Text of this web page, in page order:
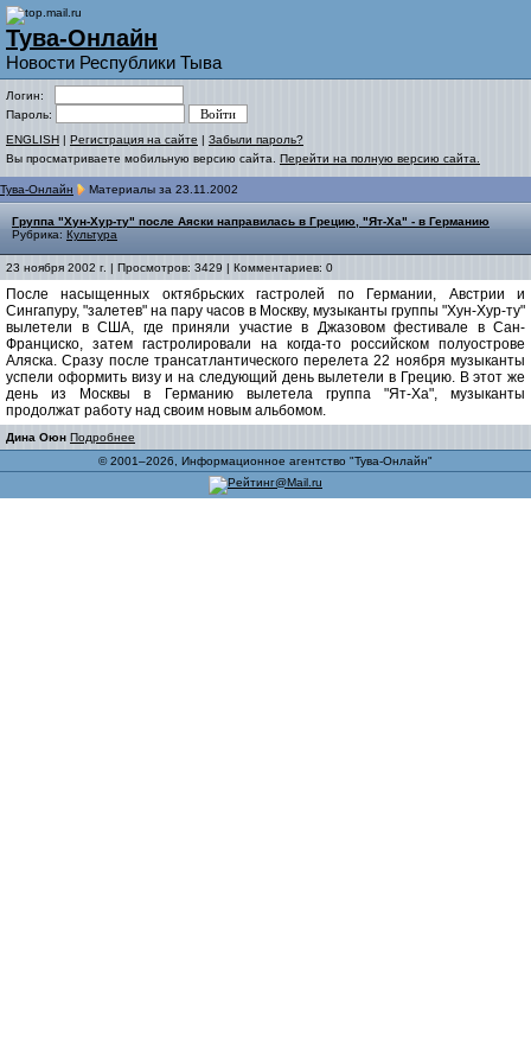
Тува-Онлайн
Новости Республики Тыва
Логин:
Пароль:
ENGLISH | Регистрация на сайте | Забыли пароль?
Вы просматриваете мобильную версию сайта. Перейти на полную версию сайта.
Тува-Онлайн Материалы за 23.11.2002
Группа "Хун-Хур-ту" после Аяски направилась в Грецию, "Ят-Ха" - в Германию
Рубрика: Культура
23 ноября 2002 г. | Просмотров: 3429 | Комментариев: 0
После насыщенных октябрьских гастролей по Германии, Австрии и
Сингапуру, "залетев" на пару часов в Москву, музыканты группы "Хун-Хур-ту"
вылетели в США, где приняли участие в Джазовом фестивале в Сан-
Франциско, затем гастролировали на когда-то российском полуострове
Аляска. Сразу после трансатлантического перелета 22 ноября музыканты
успели оформить визу и на следующий день вылетели в Грецию. В этот же
день из Москвы в Германию вылетела группа "Ят-Ха", музыканты
продолжат работу над своим новым альбомом.
Дина Оюн Подробнее
© 2001–2026, Информационное агентство "Тува-Онлайн"